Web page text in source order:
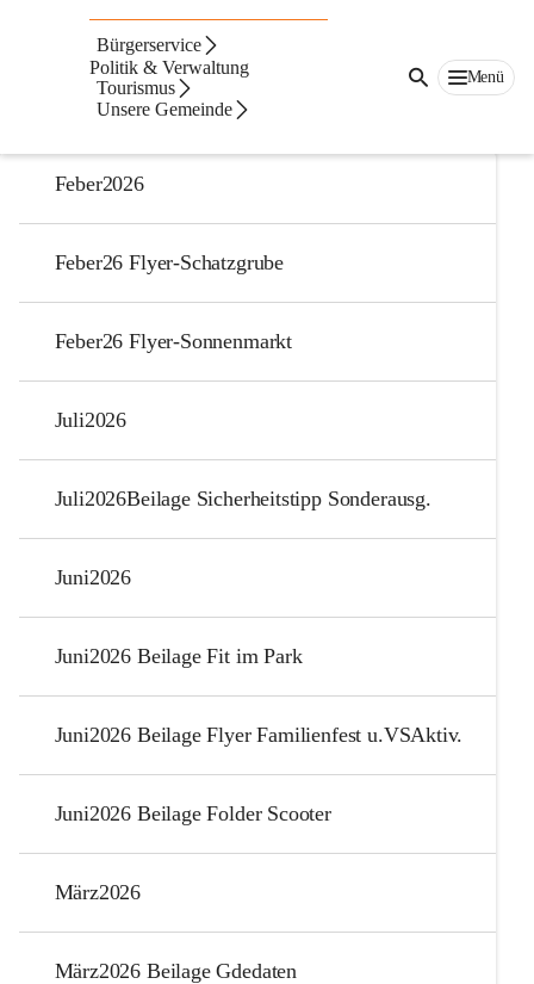
Bürgerservice
Politik & Verwaltung
Tourismus
Unsere Gemeinde
Menü
Gemeindenachrichten
Feber2026
Feber26 Flyer-Schatzgrube
Feber26 Flyer-Sonnenmarkt
Juli2026
Juli2026Beilage Sicherheitstipp Sonderausg.
Juni2026
Juni2026 Beilage Fit im Park
Juni2026 Beilage Flyer Familienfest u.VSAktiv.
Juni2026 Beilage Folder Scooter
März2026
März2026 Beilage Gdedaten